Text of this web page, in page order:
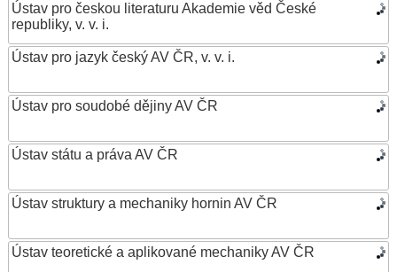
Ústav pro českou literaturu Akademie věd České
republiky, v. v. i.
Ústav pro jazyk český AV ČR, v. v. i.
Ústav pro soudobé dějiny AV ČR
Ústav státu a práva AV ČR
Ústav struktury a mechaniky hornin AV ČR
Ústav teoretické a aplikované mechaniky AV ČR